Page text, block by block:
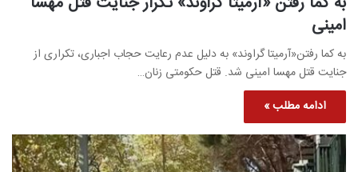
امینی
به کما رفتن«آرمیتا گراوند» به دلیل عدم رعایت حجاب اجباری، تکراری از
جنایت قتل مهسا امینی شد. قتل حکومتی زنان…
ادامه مطلب »